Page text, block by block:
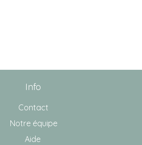
Info
Contact
Notre équipe
Aide